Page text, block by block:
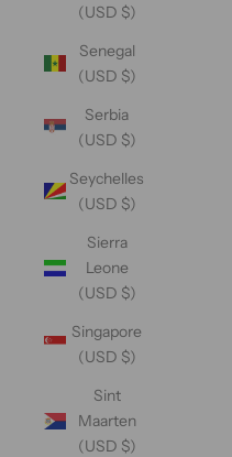
(USD $)
Senegal
(USD $)
Serbia
(USD $)
Seychelles
(USD $)
Sierra
Leone
(USD $)
Singapore
(USD $)
Sint
Maarten
(USD $)